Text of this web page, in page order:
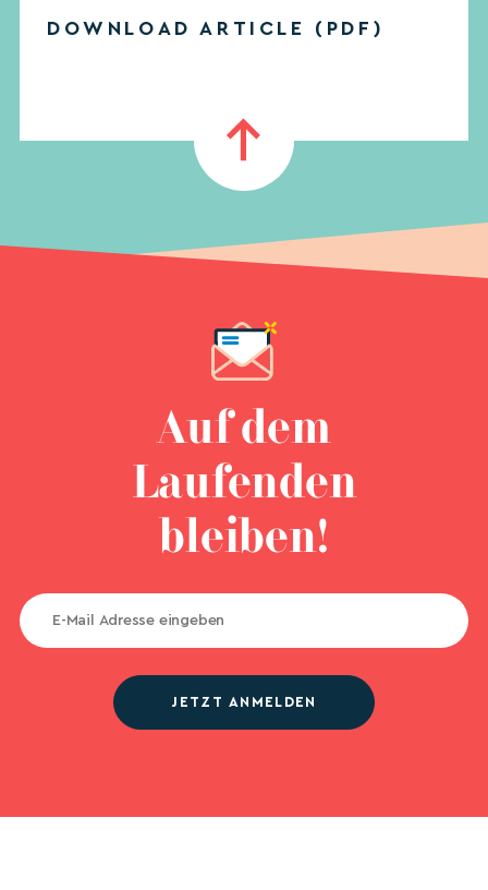
DOWNLOAD ARTICLE (PDF)
Auf dem
Laufenden
bleiben!
JETZT ANMELDEN